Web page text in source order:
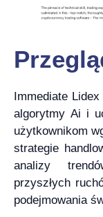
Immediate
algorytmy Ai i
użytkownikom
strategie
analizy
przyszłych
podejmowania